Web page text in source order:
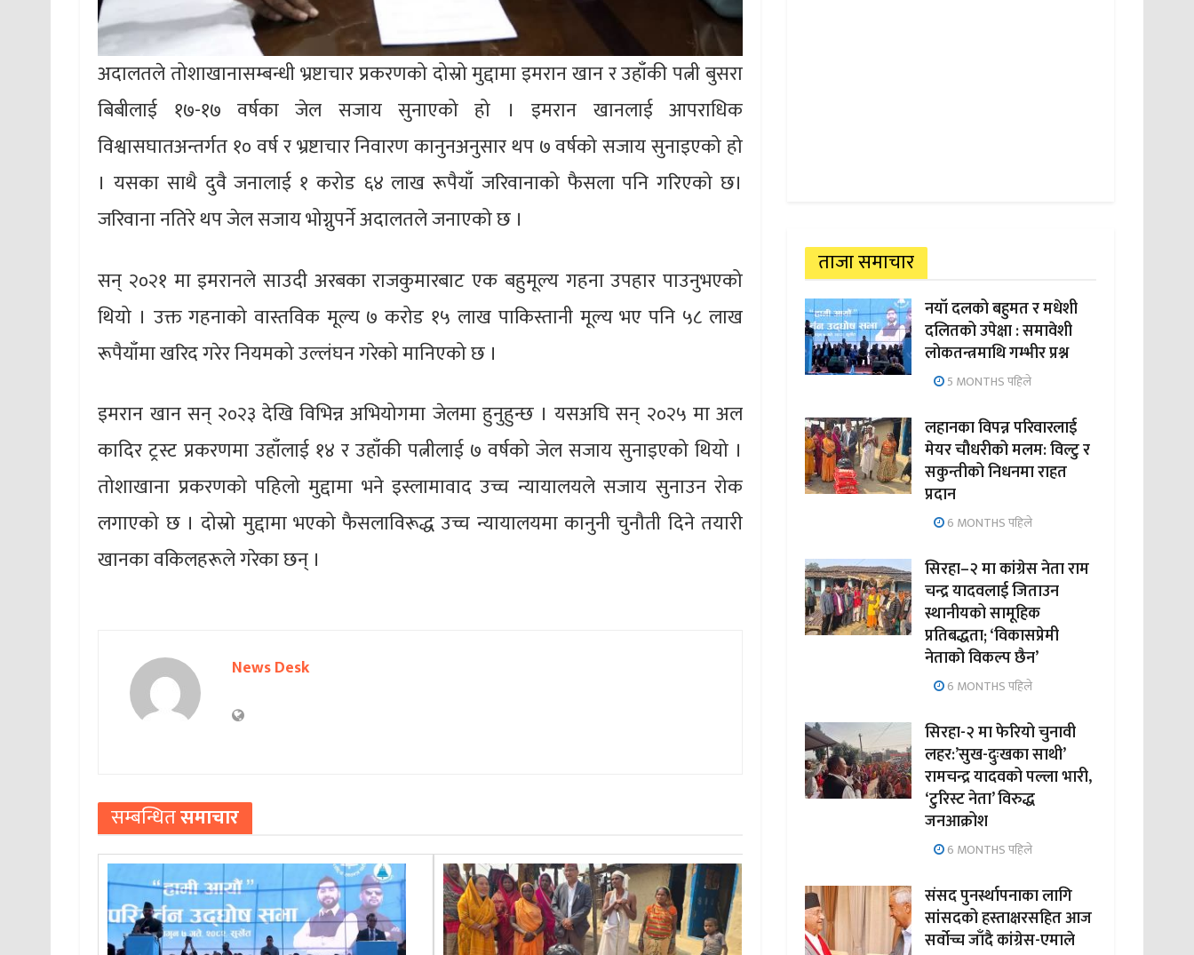
अदालतले तोशाखानासम्बन्धी भ्रष्टाचार प्रकरणको दोस्रो मुद्दामा इमरान खान र उहाँकी पत्नी बुसरा
बिबीलाई १७-१७ वर्षका जेल सजाय सुनाएको हो । इमरान खानलाई आपराधिक
विश्वासघातअन्तर्गत १० वर्ष र भ्रष्टाचार निवारण कानुनअनुसार थप ७ वर्षको सजाय सुनाइएको हो
। यसका साथै दुवै जनालाई १ करोड ६४ लाख रूपैयाँ जरिवानाको फैसला पनि गरिएको छ।
जरिवाना नतिरे थप जेल सजाय भोग्नुपर्ने अदालतले जनाएको छ ।
सन् २०२१ मा इमरानले साउदी अरबका राजकुमारबाट एक बहुमूल्य गहना उपहार पाउनुभएको
थियो । उक्त गहनाको वास्तविक मूल्य ७ करोड १५ लाख पाकिस्तानी मूल्य भए पनि ५८ लाख
रूपैयाँमा खरिद गरेर नियमको उल्लंघन गरेको मानिएको छ ।
इमरान खान सन् २०२३ देखि विभिन्न अभियोगमा जेलमा हुनुहुन्छ । यसअघि सन् २०२५ मा अल
कादिर ट्रस्ट प्रकरणमा उहाँलाई १४ र उहाँकी पत्नीलाई ७ वर्षको जेल सजाय सुनाइएको थियो ।
तोशाखाना प्रकरणको पहिलो मुद्दामा भने इस्लामावाद उच्च न्यायालयले सजाय सुनाउन रोक
लगाएको छ । दोस्रो मुद्दामा भएको फैसलाविरूद्ध उच्च न्यायालयमा कानुनी चुनौती दिने तयारी
खानका वकिलहरूले गरेका छन् ।
News Desk
सम्बन्धितसमाचार
ताजा समाचार
नयाँ दलको बहुमत र मधेशी
दलितको उपेक्षा : समावेशी
लोकतन्त्रमाथि गम्भीर प्रश्न
5 MONTHS पहिले
लहानका विपन्न परिवारलाई
मेयर चौधरीको मलम: विल्टु र
सकुन्तीको निधनमा राहत
प्रदान
6 MONTHS पहिले
सिरहा–२ मा कांग्रेस नेता राम
चन्द्र यादवलाई जिताउन
स्थानीयको सामूहिक
प्रतिबद्धता; ‘विकासप्रेमी
नेताको विकल्प छैन’
6 MONTHS पहिले
सिरहा-२ मा फेरियो चुनावी
लहर:’सुख-दुःखका साथी’
रामचन्द्र यादवको पल्ला भारी,
‘टुरिस्ट नेता’ विरुद्ध
जनआक्रोश
6 MONTHS पहिले
संसद पुनर्स्थापनाका लागि
सांसदको हस्ताक्षरसहित आज
सर्वोच्च जाँदै कांग्रेस-एमाले